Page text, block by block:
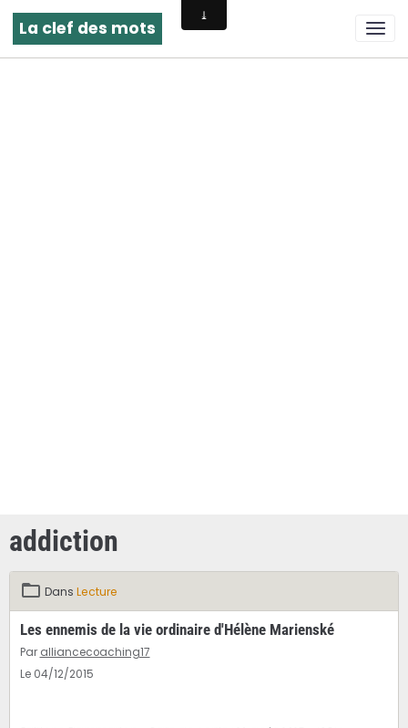
La clef des mots
addiction
Dans Lecture
Les ennemis de la vie ordinaire d'Hélène Marienské
Par alliancecoaching17
Le 04/12/2015